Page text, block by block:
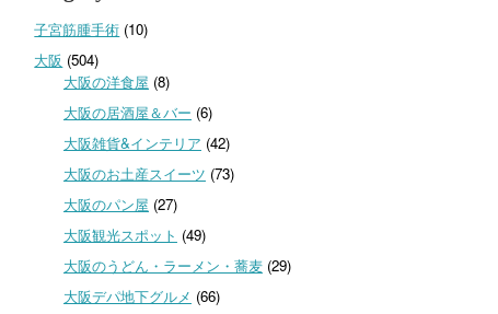
子宮筋腫手術 (10)
大阪 (504)
大阪の洋食屋 (8)
大阪の居酒屋＆バー (6)
大阪雑貨&インテリア (42)
大阪のお土産スイーツ (73)
大阪のパン屋 (27)
大阪観光スポット (49)
大阪のうどん・ラーメン・蕎麦(29)
大阪デパ地下グルメ (66)